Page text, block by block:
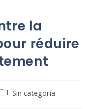
la
réduire
Categoría
Sin categoría